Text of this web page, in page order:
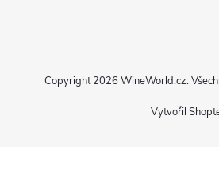
Vytvořil
Copyright 2026 WineWorld.cz.